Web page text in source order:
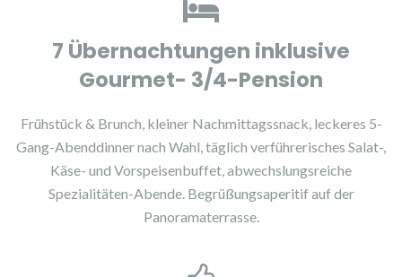
7 Übernachtungen inklusive
Gourmet- 3/4-Pension
Frühstück & Brunch, kleiner Nachmittagssnack, leckeres 5-
Gang-Abenddinner nach Wahl, täglich verführerisches Salat-,
Käse- und Vorspeisenbuffet, abwechslungsreiche
Spezialitäten-Abende. Begrüßungsaperitif auf der
Panoramaterrasse.